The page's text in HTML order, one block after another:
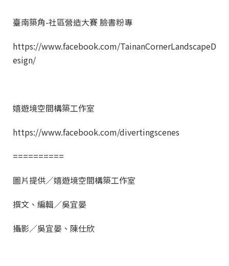
臺南築角-社區營造大賽 臉書粉專
https://www.facebook.com/TainanCornerLandscapeD
esign/
嬉遊境空間構築工作室
https://www.facebook.com/divertingscenes
==========
圖片提供／嬉遊境空間構築工作室
撰文、編輯／吳宜晏
攝影／吳宜晏、陳仕欣